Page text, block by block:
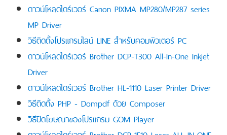
ดาวน์โหลดไดร์เวอร์ Canon PIXMA MP280/MP287 series
MP Driver
วิธีติดตั้งโปรแกรมไลน์ LINE สำหรับคอมพิวเตอร์ PC
ดาวน์โหลดไดร์เวอร์ Brother DCP-T300 All-In-One Inkjet
Driver
ดาวน์โหลดไดร์เวอร์ Brother HL-1110 Laser Printer Driver
วิธีติดตั้ง PHP - Dompdf ด้วย Composer
วิธีปิดโฆษณาของโปรแกรม GOM Player